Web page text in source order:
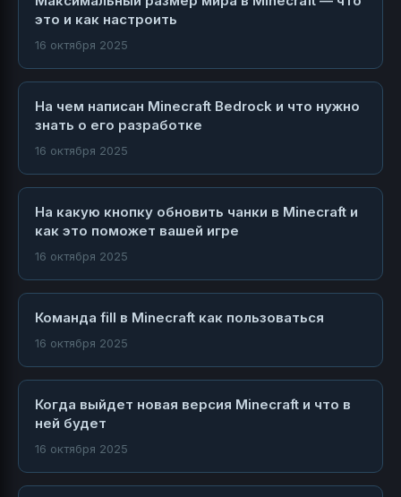
это и как настроить
16 октября 2025
На чем написан Minecraft Bedrock и что нужно
знать о его разработке
16 октября 2025
На какую кнопку обновить чанки в Minecraft и
как это поможет вашей игре
16 октября 2025
Команда fill в Minecraft как пользоваться
16 октября 2025
Когда выйдет новая версия Minecraft и что в
ней будет
16 октября 2025